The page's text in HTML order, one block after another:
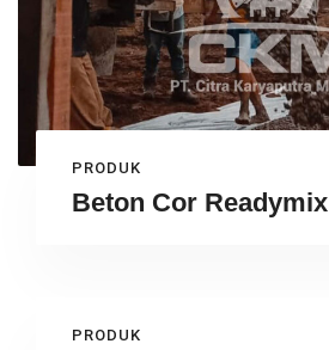
PRODUK
Beton Cor Readymix
PRODUK